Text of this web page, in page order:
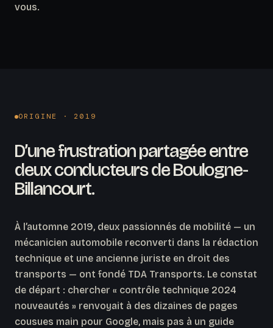
vous.
ORIGINE · 2019
D’une frustration partagée entre
deux conducteurs de Boulogne-
Billancourt.
À l’automne 2019, deux passionnés de mobilité — un
mécanicien automobile reconverti dans la rédaction
technique et une ancienne juriste en droit des
transports — ont fondé TDA Transports. Le constat
de départ : chercher « contrôle technique 2024
nouveautés » renvoyait à des dizaines de pages
cousues main pour Google, mais pas à un guide